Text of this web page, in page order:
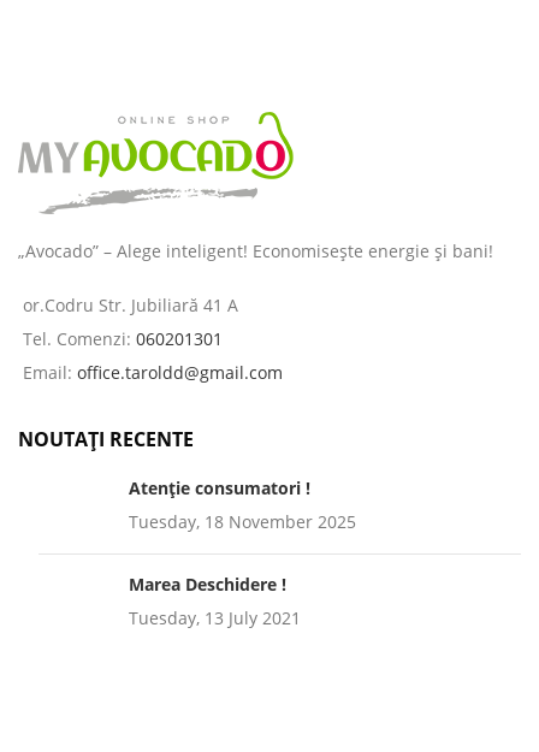
„Avocado” – Alege inteligent! Economisește energie și bani!
or.Codru Str. Jubiliară 41 A
Tel. Comenzi: 060201301
Email: office.taroldd@gmail.com
NOUTAȚI RECENTE
Atenție consumatori !
Tuesday, 18 November 2025
Marea Deschidere !
Tuesday, 13 July 2021